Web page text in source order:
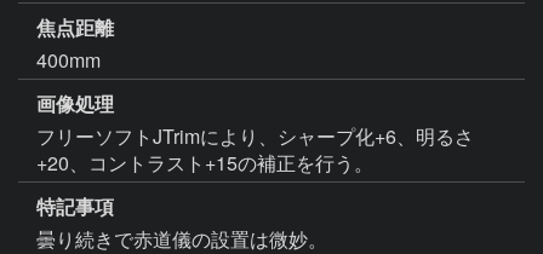
焦点距離
400mm
画像処理
フリーソフトJTrimにより、シャープ化+6、明るさ
+20、コントラスト+15の補正を行う。
特記事項
曇り続きで赤道儀の設置は微妙。